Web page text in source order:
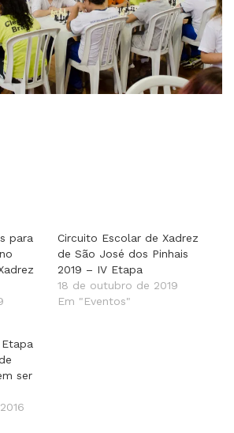
para
Circuito Escolar de Xadrez
de São José dos Pinhais
2019 – IV Etapa
18 de outubro de 2019
Em "Eventos"
ser